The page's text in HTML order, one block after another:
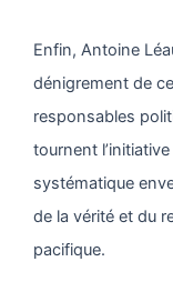
Enfin, Antoine
dénigrement de
responsables
tournent
systématique
de la vérité et du
pacifique.